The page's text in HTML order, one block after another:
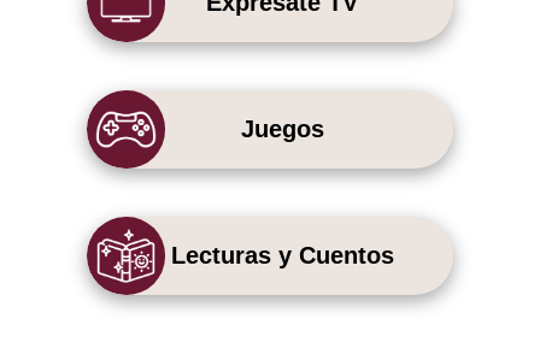
Juegos
Lecturas y Cuentos